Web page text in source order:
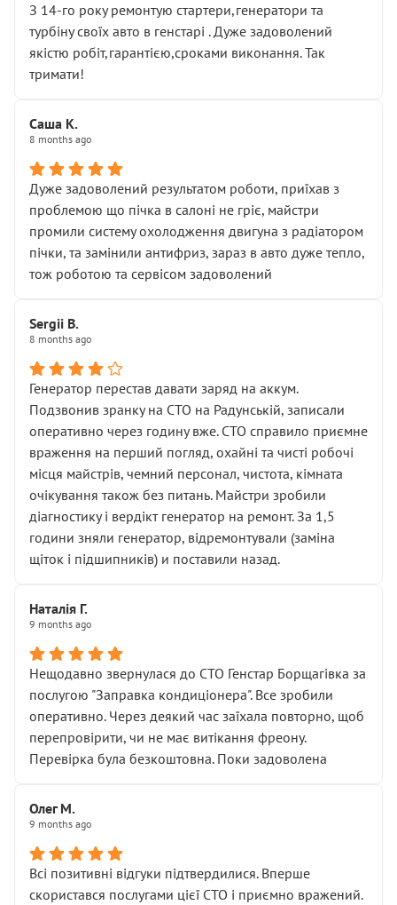
З 14-го року ремонтую стартери,генератори та
турбіну своїх авто в генстарі . Дуже задоволений
якістю робіт,гарантією,сроками виконання. Так
тримати!
Саша К.
8 months ago
Дуже задоволений результатом роботи, приїхав з
проблемою що пічка в салоні не гріє, майстри
промили систему охолодження двигуна з радіатором
пічки, та замінили антифриз, зараз в авто дуже тепло,
тож роботою та сервісом задоволений
Sergii B.
8 months ago
Генератор перестав давати заряд на аккум.
Подзвонив зранку на СТО на Радунській, записали
оперативно через годину вже. СТО справило приємне
враження на перший погляд, охайні та чисті робочі
місця майстрів, чемний персонал, чистота, кімната
очікування також без питань. Майстри зробили
діагностику і вердікт генератор на ремонт. За 1,5
години зняли генератор, відремонтували (заміна
щіток і підшипників) и поставили назад.
Наталія Г.
9 months ago
Нещодавно звернулася до СТО Генстар Борщагівка за
послугою "Заправка кондиціонера". Все зробили
оперативно. Через деякий час заїхала повторно, щоб
перепровірити, чи не має витікання фреону.
Перевірка була безкоштовна. Поки задоволена
Олег М.
9 months ago
Всі позитивні відгуки підтвердилися. Вперше
скористався послугами цієї СТО і приємно вражений.